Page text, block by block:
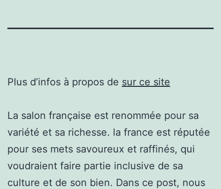
Plus d’infos à propos de sur ce site
La salon française est renommée pour sa
variété et sa richesse. la france est réputée
pour ses mets savoureux et raffinés, qui
voudraient faire partie inclusive de sa
culture et de son bien. Dans ce post, nous